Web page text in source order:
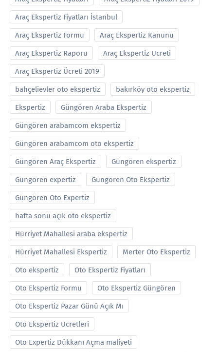
Araç Ekspertiz Fiyatları İstanbul
Araç Ekspertiz Formu Araç Ekspertiz Kanunu
Araç Ekspertiz Raporu Araç Ekspertiz Ucreti
Araç Ekspertiz Ücreti 2019
bahçelievler oto ekspertiz bakırköy oto ekspertiz
Ekspertiz Güngören Araba Ekspertiz
Güngören arabamcom ekspertiz
Güngören arabamcom oto ekspertiz
Güngören Araç Ekspertiz Güngören ekspertiz
Güngören expertiz Güngören Oto Ekspertiz
Güngören Oto Expertiz
hafta sonu açık oto ekspertiz
Hürriyet Mahallesi araba ekspertiz
Hürriyet Mahallesi Ekspertiz Merter Oto Ekspertiz
Oto ekspertiz Oto Ekspertiz Fiyatları
Oto Ekspertiz Formu Oto Ekspertiz Güngören
Oto Ekspertiz Pazar Günü Açık Mı
Oto Ekspertiz Ucretleri
Oto Expertiz Dükkanı Açma maliyeti